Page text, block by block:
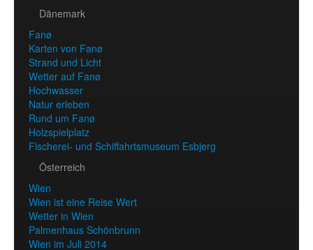
Dänemark
Fanø
Karten von Fanø
Strand und Licht
Wetter auf Fanø
Hochwasser
Natur erleben
Rund um Fanø
Holzspielplatz
Fischerei- und Schiffahrtsmuseum Esbjerg
Österreich
Wien
Wien ist eine Reise Wert
Wetter in Wien
Palmenhaus Schönbrunn
Wien im Juli 2014